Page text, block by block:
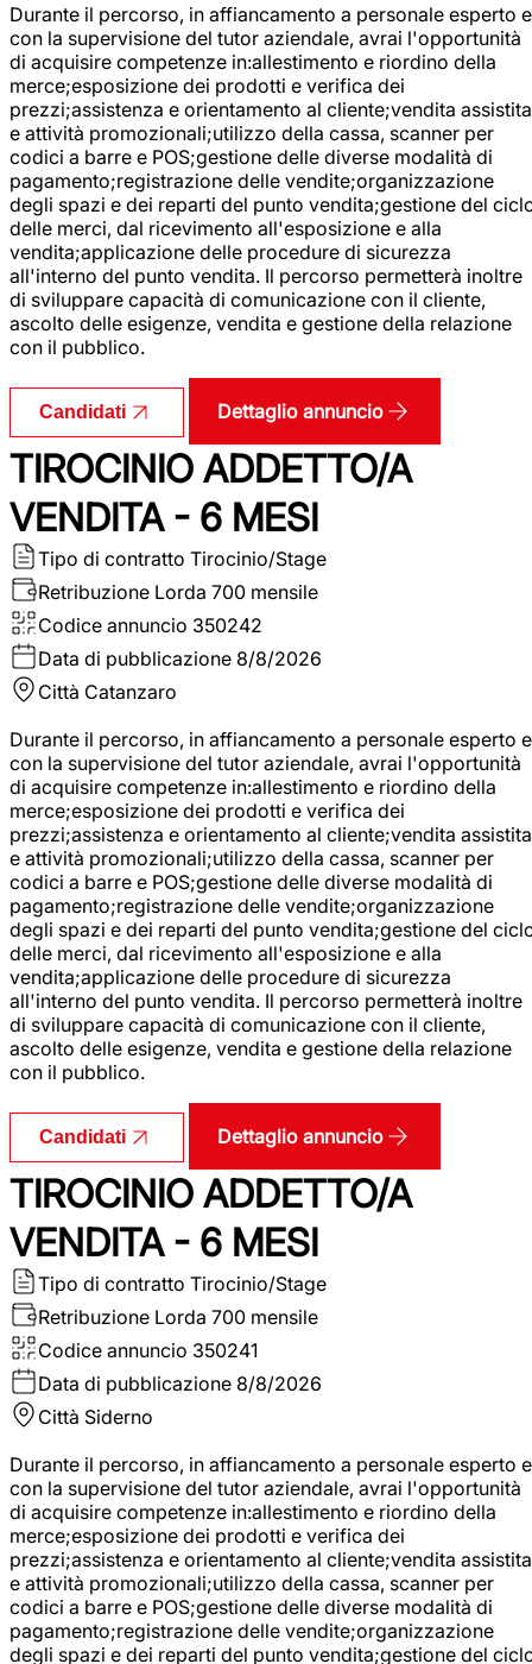
Durante il percorso, in affiancamento a personale esperto e
con la supervisione del tutor aziendale, avrai l'opportunità
di acquisire competenze in:allestimento e riordino della
merce;esposizione dei prodotti e verifica dei
prezzi;assistenza e orientamento al cliente;vendita assistita
e attività promozionali;utilizzo della cassa, scanner per
codici a barre e POS;gestione delle diverse modalità di
pagamento;registrazione delle vendite;organizzazione
degli spazi e dei reparti del punto vendita;gestione del
delle merci, dal ricevimento all'esposizione e alla
vendita;applicazione delle procedure di sicurezza
all'interno del punto vendita. Il percorso permetterà inoltre
di sviluppare capacità di comunicazione con il cliente,
ascolto delle esigenze, vendita e gestione della relazione
con il pubblico.
Candidati Dettaglio annuncio
TIROCINIO ADDETTO/A
VENDITA - 6 MESI
Tipo di contratto Tirocinio/Stage
Retribuzione Lorda 700 mensile
Codice annuncio 350242
Data di pubblicazione 8/8/2026
Città Catanzaro
Durante il percorso, in affiancamento a personale esperto e
con la supervisione del tutor aziendale, avrai l'opportunità
di acquisire competenze in:allestimento e riordino della
merce;esposizione dei prodotti e verifica dei
prezzi;assistenza e orientamento al cliente;vendita assistita
e attività promozionali;utilizzo della cassa, scanner per
codici a barre e POS;gestione delle diverse modalità di
pagamento;registrazione delle vendite;organizzazione
degli spazi e dei reparti del punto vendita;gestione del
delle merci, dal ricevimento all'esposizione e alla
vendita;applicazione delle procedure di sicurezza
all'interno del punto vendita. Il percorso permetterà inoltre
di sviluppare capacità di comunicazione con il cliente,
ascolto delle esigenze, vendita e gestione della relazione
con il pubblico.
Candidati Dettaglio annuncio
TIROCINIO ADDETTO/A
VENDITA - 6 MESI
Tipo di contratto Tirocinio/Stage
Retribuzione Lorda 700 mensile
Codice annuncio 350241
Data di pubblicazione 8/8/2026
Città Siderno
Durante il percorso, in affiancamento a personale esperto e
con la supervisione del tutor aziendale, avrai l'opportunità
di acquisire competenze in:allestimento e riordino della
merce;esposizione dei prodotti e verifica dei
prezzi;assistenza e orientamento al cliente;vendita assistita
e attività promozionali;utilizzo della cassa, scanner per
codici a barre e POS;gestione delle diverse modalità di
pagamento;registrazione delle vendite;organizzazione
degli spazi e dei reparti del punto vendita;gestione del